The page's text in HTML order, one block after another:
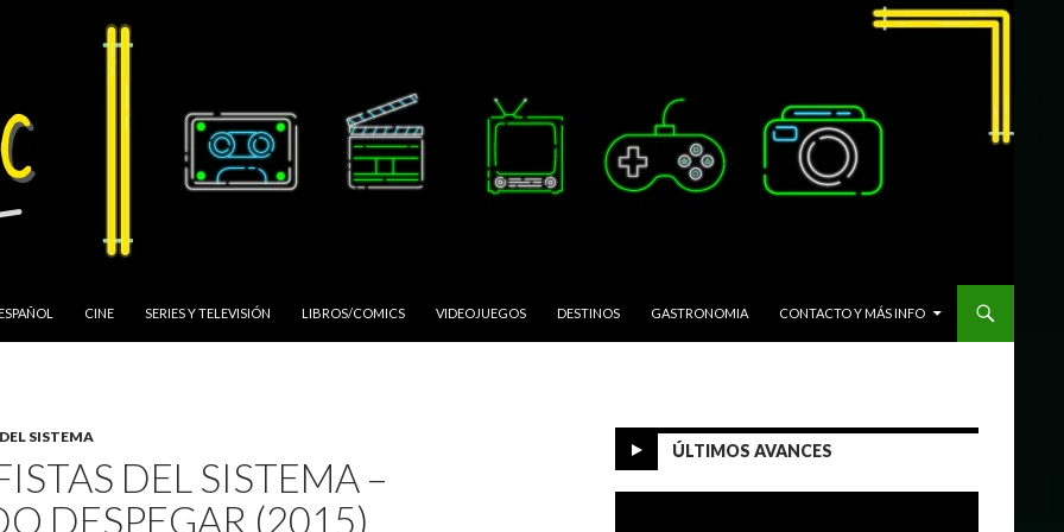
CINE SERIES Y TELEVISIÓN LIBROS/COMICS VIDEOJUEGOS DESTINOS GASTRONOMIA CONTACTO Y MÁS INFO
SISTEMA
DEL SISTEMA –
DESPEGAR (2015)
ÚLTIMOS AVANCES